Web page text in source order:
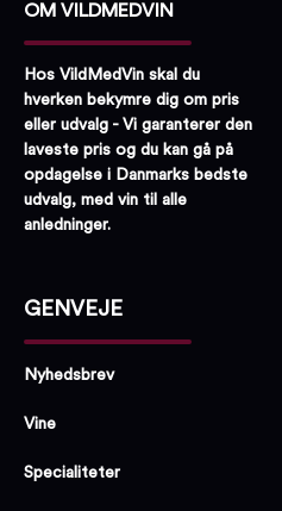
OM VILDMEDVIN
Hos VildMedVin skal du
hverken bekymre dig om pris
eller udvalg - Vi garanterer den
laveste pris og du kan gå på
opdagelse i Danmarks bedste
udvalg, med vin til alle
anledninger.
GENVEJE
Nyhedsbrev
Vine
Specialiteter